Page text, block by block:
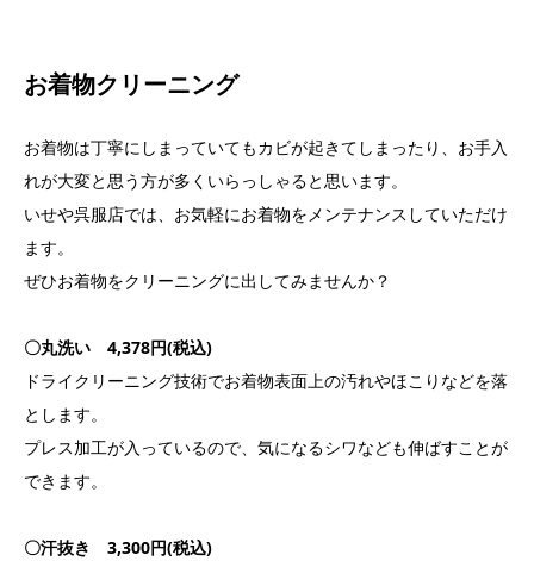
お着物クリーニング
お着物は丁寧にしまっていてもカビが起きてしまったり、お手入
れが大変と思う方が多くいらっしゃると思います。
いせや呉服店では、お気軽にお着物をメンテナンスしていただけ
ます。
ぜひお着物をクリーニングに出してみませんか？
〇丸洗い 4,378円(税込)
ドライクリーニング技術でお着物表面上の汚れやほこりなどを落
とします。
プレス加工が入っているので、気になるシワなども伸ばすことが
できます。
〇汗抜き 3,300円(税込)